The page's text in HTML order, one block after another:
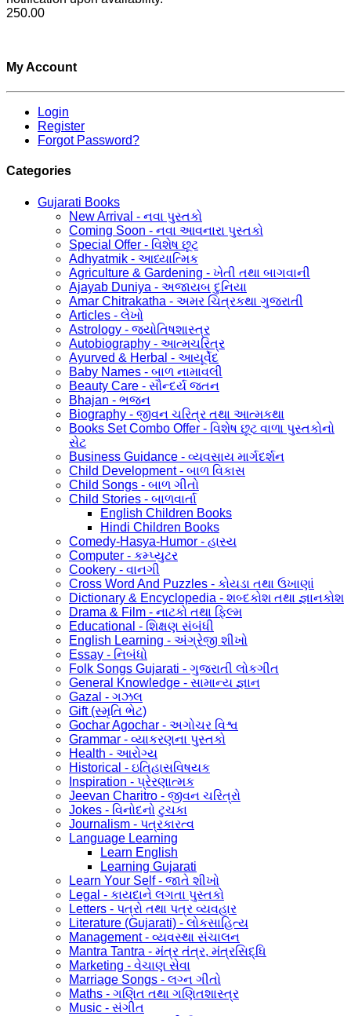
250.00
My Account
Login
Register
Forgot Password?
Categories
Gujarati Books
New Arrival - નવા પુસ્તકો
Coming Soon - નવા આવનારા પુસ્તકો
Special Offer - વિશેષ છૂટ
Adhyatmik - આધ્યાત્મિક
Agriculture & Gardening - ખેતી તથા બાગવાની
Ajayab Duniya - અજાયબ દુનિયા
Amar Chitrakatha - અમર ચિત્રકથા ગુજરાતી
Articles - લેખો
Astrology - જ્યોતિષશાસ્ત્ર
Autobiography - આત્મચરિત્ર
Ayurved & Herbal - આયૂર્વેદ
Baby Names - બાળ નામાવલી
Beauty Care - સૌન્દર્ય જતન
Bhajan - ભજન
Biography - જીવન ચરિત્ર તથા આત્મકથા
Books Set Combo Offer - વિશેષ છૂટ વાળા પુસ્તકોનો
સેટ
Business Guidance - વ્યવસાય માર્ગદર્શન
Child Development - બાળ વિકાસ
Child Songs - બાળ ગીતો
Child Stories - બાળવાર્તા
English Children Books
Hindi Children Books
Comedy-Hasya-Humor - હાસ્ય
Computer - કમ્પ્યુટર
Cookery - વાનગી
Cross Word And Puzzles - કોયડા તથા ઉખાણાં
Dictionary & Encyclopedia - શબ્દકોશ તથા જ્ઞાનકોશ
Drama & Film - નાટકો તથા ફિલ્મ
Educational - શિક્ષણ સંબંધી
English Learning - અંગ્રેજી શીખો
Essay - નિબંધો
Folk Songs Gujarati - ગુજરાતી લોકગીત
General Knowledge - સામાન્ય જ્ઞાન
Gazal - ગઝલ
Gift (સ્મૃતિ ભેટ)
Gochar Agochar - અગોચર વિશ્વ
Grammar - વ્યાકરણના પુસ્તકો
Health - આરોગ્ય
Historical - ઇતિહાસવિષયક
Inspiration - પ્રેરણાત્મક
Jeevan Charitro - જીવન ચરિત્રો
Jokes - વિનોદનો ટુચકા
Journalism - પત્રકારત્વ
Language Learning
Learn English
Learning Gujarati
Learn Your Self - જાતે શીખો
Legal - કાયદાને લગતા પુસ્તકો
Letters - પત્રો તથા પત્ર વ્યવહાર
Literature (Gujarati) - લોકસાહિત્ય
Management - વ્યવસ્થા સંચાલન
Mantra Tantra - મંત્ર તંત્ર, મંત્રસિદ્ધિ
Marketing - વેચાણ સેવા
Marriage Songs - લગ્ન ગીતો
Maths - ગણિત તથા ગણિતશાસ્ત્ર
Music - સંગીત